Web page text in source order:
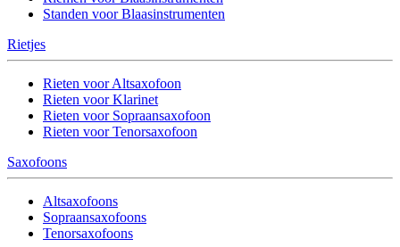
Standen voor Blaasinstrumenten
Rietjes
Rieten voor Altsaxofoon
Rieten voor Klarinet
Rieten voor Sopraansaxofoon
Rieten voor Tenorsaxofoon
Saxofoons
Altsaxofoons
Sopraansaxofoons
Tenorsaxofoons